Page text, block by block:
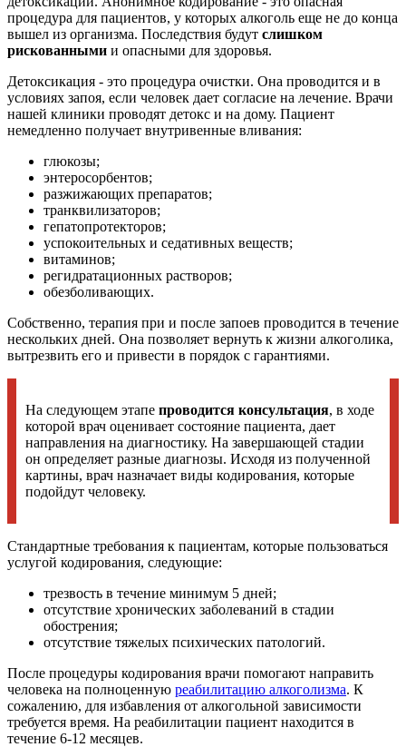
процедура для пациентов, у которых алкоголь еще не до конца
вышел из организма. Последствия будут слишком
рискованными и опасными для здоровья.
Детоксикация - это процедура очистки. Она проводится и в
условиях запоя, если человек дает согласие на лечение. Врачи
нашей клиники проводят детокс и на дому. Пациент
немедленно получает внутривенные вливания:
глюкозы;
энтеросорбентов;
разжижающих препаратов;
транквилизаторов;
гепатопротекторов;
успокоительных и седативных веществ;
витаминов;
регидратационных растворов;
обезболивающих.
Собственно, терапия при и после запоев проводится в течение
нескольких дней. Она позволяет вернуть к жизни алкоголика,
вытрезвить его и привести в порядок с гарантиями.
На следующем этапе проводится консультация, в ходе
которой врач оценивает состояние пациента, дает
направления на диагностику. На завершающей стадии
он определяет разные диагнозы. Исходя из полученной
картины, врач назначает виды кодирования, которые
подойдут человеку.
Стандартные требования к пациентам, которые пользоваться
услугой кодирования, следующие:
трезвость в течение минимум 5 дней;
отсутствие хронических заболеваний в стадии
обострения;
отсутствие тяжелых психических патологий.
После процедуры кодирования врачи помогают направить
человека на полноценную реабилитацию алкоголизма. К
сожалению, для избавления от алкогольной зависимости
требуется время. На реабилитации пациент находится в
течение 6-12 месяцев.